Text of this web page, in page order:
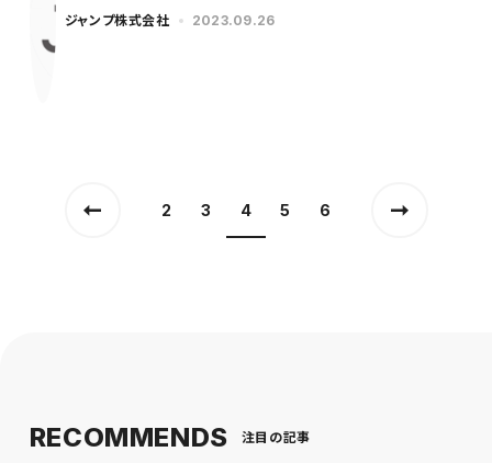
ジャンプ株式会社 2023.09.26
2 3 4 5 6
RECOMMENDS 注目の記事